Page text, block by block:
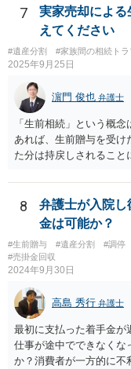
産を信託口に移し、受
・生存中はあなたの生
体へ と使途を厳格に指
与を大きく排除できます
に残し、余剰資金で受取
相続財産とは別枠で、
因贈与 「介護・見守り
不履行なら無効にでき
除条件 慈善団体への寄
を設定。 などがあり得る
7
実家売却によ
えてください
#遺産分割 #家族間の相続トラ
2025年9月25日
濵門 俊也 弁護士
「生前相続」という概
あれば、生前贈与を受
た分は持戻しされること
8
弁護士が入院し
金は可能か？
#生前贈与 #遺産分割 #調停
#売掛金回収
2024年9月30日
高島 秀行 弁護士
最初に支払った着手金が
仕事が途中でできなくな
か？消費者が一方的に